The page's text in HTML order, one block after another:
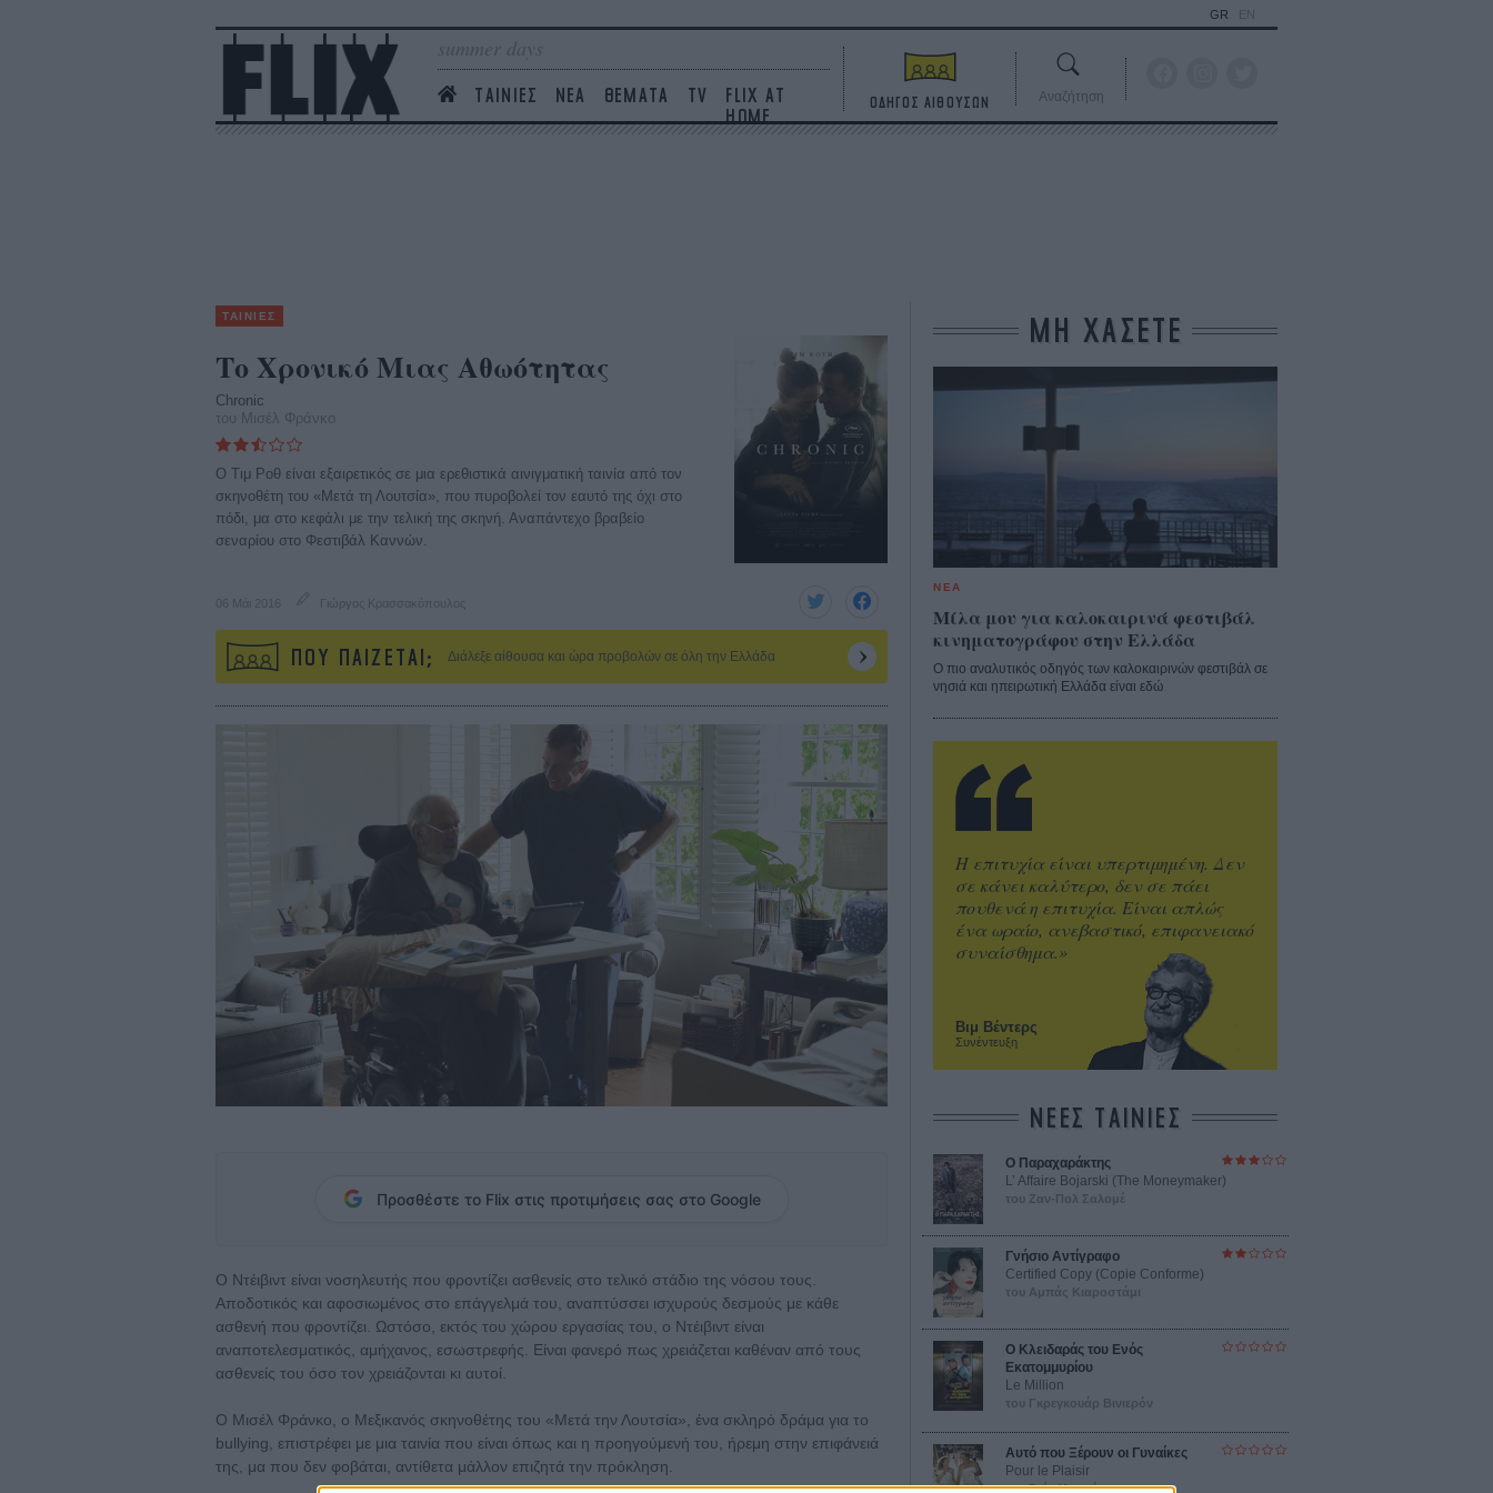
summer days
ΤΑΙΝΙΕΣ ΝΕΑ ΘΕΜΑΤΑ TV
FLIX AT
HOME
GR EN
ΟΔΗΓΟΣ ΑΙΘΟΥΣΩΝ Αναζήτηση
ΤΑΙΝΙΕΣ
Το Χρονικό Μιας Αθωότητας
Chronic
του Μισέλ Φράνκο
Ο Τιμ Ροθ είναι εξαιρετικός σε μια ερεθιστικά αινιγματική ταινία από τον
σκηνοθέτη του «Μετά τη Λουτσία», που πυροβολεί τον εαυτό της όχι στο
πόδι, μα στο κεφάλι με την τελική της σκηνή. Αναπάντεχο βραβείο
σεναρίου στο Φεστιβάλ Καννών.
06 Μάι 2016 Γιώργος Κρασσακόπουλος
ΠΟΥ ΠΑΙΖΕΤΑΙ; Διάλεξε αίθουσα και ώρα προβολών σε όλη την Ελλάδα
Προσθέστε το Flix στις προτιμήσεις σας στο Google
Ο Ντέιβιντ είναι νοσηλευτής που φροντίζει ασθενείς στο τελικό στάδιο της νόσου τους.
Αποδοτικός και αφοσιωμένος στο επάγγελμά του, αναπτύσσει ισχυρούς δεσμούς με κάθε
ασθενή που φροντίζει. Ωστόσο, εκτός του χώρου εργασίας του, ο Ντέιβιντ είναι
αναποτελεσματικός, αμήχανος, εσωστρεφής. Είναι φανερό πως χρειάζεται καθέναν από τους
ασθενείς του όσο τον χρειάζονται κι αυτοί.
Ο Μισέλ Φράνκο, ο Μεξικανός σκηνοθέτης του «Μετά την Λουτσία», ένα σκληρό δράμα για το
bullying, επιστρέφει με μια ταινία που είναι όπως και η προηγούμενή του, ήρεμη στην επιφάνειά
της, μα που δεν φοβάται, αντίθετα μάλλον επιζητά την πρόκληση.
ΜΗ ΧΑΣΕΤΕ
ΝΕΑ
Μίλα μου για καλοκαιρινά φεστιβάλ
κινηματογράφου στην Ελλάδα
Ο πιο αναλυτικός οδηγός των καλοκαιρινών φεστιβάλ σε
νησιά και ηπειρωτική Ελλάδα είναι εδώ
Βιμ Βέντερς
Συνέντευξη
Η επιτυχία είναι υπερτιμημένη. Δεν
σε κάνει καλύτερο, δεν σε πάει
πουθενά η επιτυχία. Είναι απλώς
ένα ωραίο, ανεβαστικό, επιφανειακό
συναίσθημα.»
ΝΕΕΣ ΤΑΙΝΙΕΣ
Ο Παραχαράκτης
L’ Affaire Bojarski (The Moneymaker)
του Ζαν-Πολ Σαλομέ
Γνήσιο Αντίγραφο
Certified Copy (Copie Conforme)
του Αμπάς Κιαροστάμι
Ο Κλειδαράς του Ενός
Εκατομμυρίου
Le Million
του Γκρεγκουάρ Βινιερόν
Αυτό που Ξέρουν οι Γυναίκες
Pour le Plaisir
του Ρεέμ Κερισί